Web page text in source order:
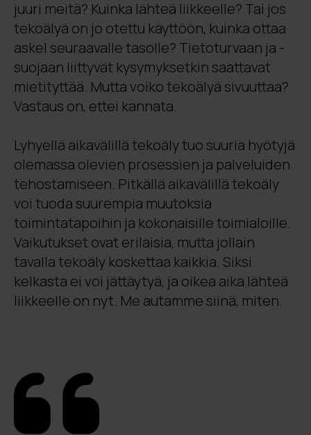
juuri meitä? Kuinka lähteä liikkeelle? Tai jos
tekoälyä on jo otettu käyttöön, kuinka ottaa
askel seuraavalle tasolle? Tietoturvaan ja -
suojaan liittyvät kysymyksetkin saattavat
mietityttää. Mutta voiko tekoälyä sivuuttaa?
Vastaus on, ettei kannata.
Lyhyellä aikavälillä tekoäly tuo suuria hyötyjä
olemassa olevien prosessien ja palveluiden
tehostamiseen. Pitkällä aikavälillä tekoäly
voi tuoda suurempia muutoksia
toimintatapoihin ja kokonaisille toimialoille.
Vaikutukset ovat erilaisia, mutta jollain
tavalla tekoäly koskettaa kaikkia. Siksi
kelkasta ei voi jättäytyä, ja oikea aika lähteä
liikkeelle on nyt. Me autamme siinä, miten.